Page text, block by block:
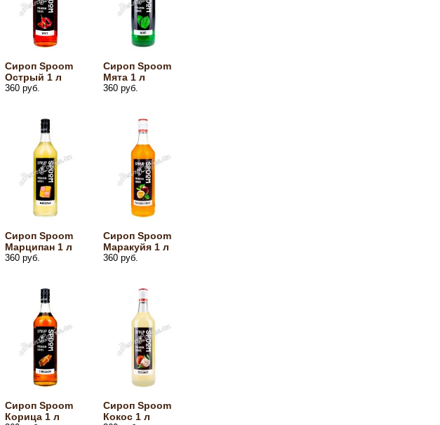
Сироп Spoom
Острый 1 л
360 руб.
Сироп Spoom
Мята 1 л
360 руб.
Сироп Spoom
Марципан 1 л
360 руб.
Сироп Spoom
Маракуйя 1 л
360 руб.
Сироп Spoom
Корица 1 л
Сироп Spoom
Кокос 1 л